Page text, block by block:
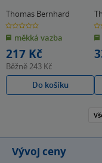
Thomas Bernhard
0.0
z
5
hvězdiček
měkká vazba
217 Kč
Běžně243 Kč
Do košíku
0.0
z
5
Vývoj ceny